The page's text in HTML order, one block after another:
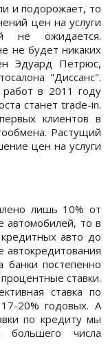
и подорожает, то
цен на услуги
не ожидается.
не будет никаких
Эдуард Петрюс,
"Диссанс".
в 2011 году
станет trade-in.
клиентов в
Растущий
цен на услуги
лишь 10% от
автомобилей, то в
авто до
банки постепенно
ставки.
ставка по
20% годовых. А
по кредиту мы
числа